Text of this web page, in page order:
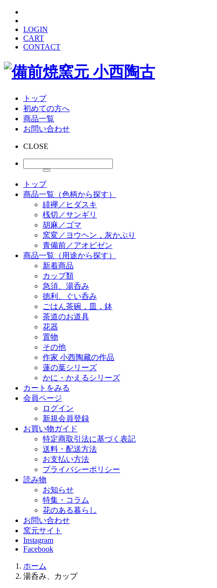
LOGIN
CART
CONTACT
トップ
初めての方へ
商品一覧
お問い合わせ
CLOSE
トップ
商品一覧（色柄から探す）
緋襷／ヒダスキ
桟切／サンギリ
胡麻／ゴマ
窯変／ヨウヘン，灰かぶり
青備前／アオビゼン
商品一覧（用途から探す）
新着商品
カップ類
急須、湯呑み
徳利、ぐい呑み
ごはん茶碗，皿，鉢
茶道のお道具
花器
置物
その他
作家 小西陶藏の作品
蓮の葉シリーズ
かに・かえるシリーズ
カートをみる
会員ページ
ログイン
新規会員登録
お買い物ガイド
特定商取引法に基づく表記
送料・配送方法
お支払い方法
プライバシーポリシー
読み物
お知らせ
特集・コラム
花のある暮らし
お問い合わせ
窯元サイト
Instagram
Facebook
ホーム
湯呑み、カップ